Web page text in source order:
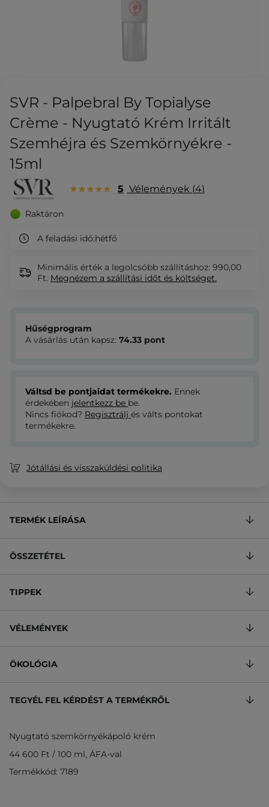
SVR - Palpebral By Topialyse
Crème - Nyugtató Krém Irritált
Szemhéjra és Szemkörnyékre -
15ml
5 Vélemények 4
Raktáron
A feladási idő:hétfő
Minimális érték a legolcsóbb szállításhoz: 990,00
Ft. Megnézem a szállítási időt és költséget.
Hűségprogram
A vásárlás után kapsz: 74.33 pont
Váltsd be pontjaidat termékekre. Ennek
érdekében jelentkezz be be.
Nincs fiókod? Regisztrálj és válts pontokat
termékekre.
Jótállási és visszaküldési politika
TERMÉK LEÍRÁSA
ÖSSZETÉTEL
TIPPEK
VÉLEMÉNYEK
ÖKOLÓGIA
TEGYÉL FEL KÉRDÉST A TERMÉKRŐL
Nyugtató szemkörnyékápoló krém
44 600 Ft / 100 ml, ÁFA-val
Termékkód: 7189